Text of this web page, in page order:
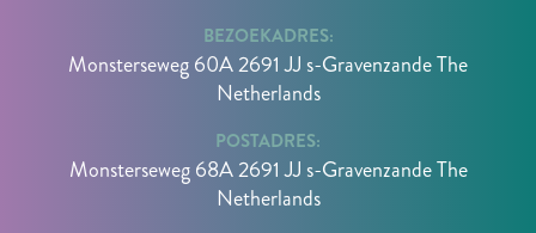
BEZOEKADRES:
Monsterseweg 60A 2691 JJ s-Gravenzande The
Netherlands
POSTADRES:
Monsterseweg 68A 2691 JJ s-Gravenzande The
Netherlands